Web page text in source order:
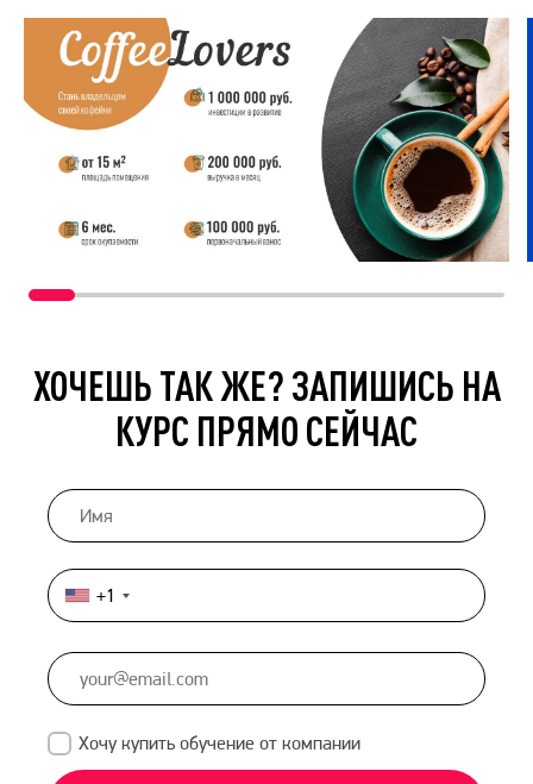
ХОЧЕШЬ ТАК ЖЕ? ЗАПИШИСЬ НА
КУРС ПРЯМО СЕЙЧАС
United
States
+1
+1
Хочу купить обучение от компании